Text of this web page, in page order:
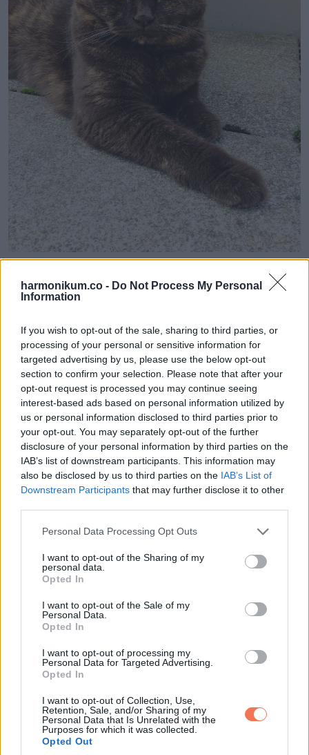
harmonikum.co - Do Not Process My Personal
Information
If you wish to opt-out of the sale, sharing to third parties, or
processing of your personal or sensitive information for
targeted advertising by us, please use the below opt-out
section to confirm your selection. Please note that after your
opt-out request is processed you may continue seeing
interest-based ads based on personal information utilized by
us or personal information disclosed to third parties prior to
your opt-out. You may separately opt-out of the further
disclosure of your personal information by third parties on the
IAB’s list of downstream participants. This information may
also be disclosed by us to third parties on the IAB’s List of
Downstream Participants that may further disclose it to other
Please note that this website/app uses one or more Google
not limited to your visit or usage behaviour. You may click to
grant or deny consent to Google and its third-party tags to
use your data for below specified purposes in below Google
consent section.
Personal Data Processing Opt Outs
I want to opt-out of the Sharing of my
personal data.
Opted In
I want to opt-out of the Sale of my
Personal Data.
Opted In
I want to opt-out of processing my
Personal Data for Targeted Advertising.
Opted In
I want to opt-out of Collection, Use,
Retention, Sale, and/or Sharing of my
Personal Data that Is Unrelated with the
Purposes for which it was collected.
Opted Out
hiszem, hogy Te is bele fogsz…”
,,Anyám macskája úgy néz ki, mintha mindig pulóvert
hordana.”